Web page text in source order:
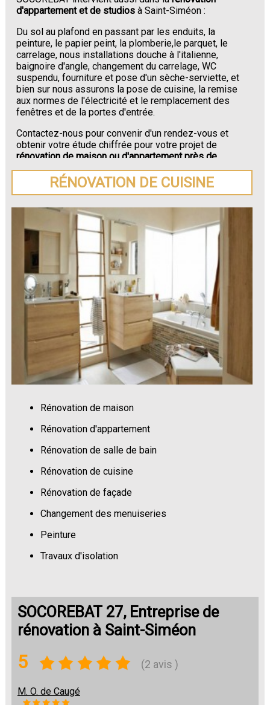
d'appartement et de studios à Saint-Siméon :
Du sol au plafond en passant par les enduits, la
peinture, le papier peint, la plomberie,le parquet, le
carrelage, nous installations douche à l'italienne,
baignoire d'angle, changement du carrelage, WC
suspendu, fourniture et pose d'un sèche-serviette, et
bien sur nous assurons la pose de cuisine, la remise
aux normes de l'électricité et le remplacement des
fenêtres et de la portes d'entrée.
Contactez-nous pour convenir d'un rendez-vous et
obtenir votre étude chiffrée pour votre projet de
rénovation de maison ou d'appartement près de
Saint-Siméon.
RÉNOVATION DE CUISINE
Rénovation de maison
Rénovation d'appartement
Rénovation de salle de bain
Rénovation de cuisine
Rénovation de façade
Changement des menuiseries
Peinture
Travaux d'isolation
SOCOREBAT 27, Entreprise de
rénovation à Saint-Siméon
5 (2 avis )
M. O. de Caugé